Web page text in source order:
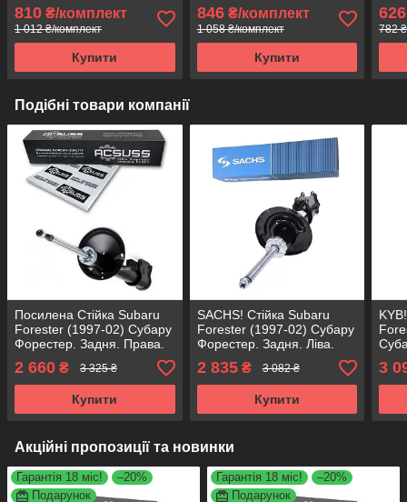
810 ₴/комплект
1 012 ₴/комплект
Купити
846₴/комплект
1 058 ₴/комплект
Купити
626
782
Подібні товари компанії
Посилена Стійка Subaru
Forester (1997-02) Субару
Форестер. Задня. Права.
317126 , 334191 KOREA
Аксусс!
2 660 ₴ 3 325 ₴
Купити
SACHS! Стійка Subaru
Forester (1997-02) Субару
Форестер. Задня. Ліва.
317125 , 334192 САКС
2 835₴ 3 082 ₴
Купити
3
Акційні пропозиції та новинки
Гарантія 18 міс!
–20%
Подарунок
Гарантія 18 міс!
–20%
Подарунок